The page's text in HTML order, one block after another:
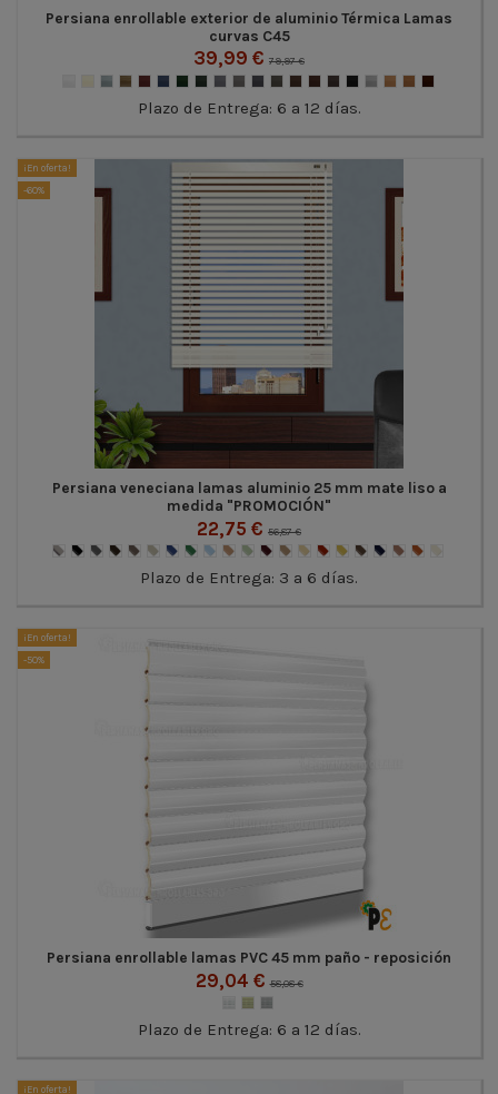
Persiana enrollable exterior de aluminio Térmica Lamas
curvas C45
39,99 € 79,97 €
Plazo de Entrega: 6 a 12 días.
¡En oferta!
-60%
Persiana veneciana lamas aluminio 25 mm mate liso a
medida "PROMOCIÓN"
22,75 € 56,87 €
Plazo de Entrega: 3 a 6 días.
¡En oferta!
-50%
Persiana enrollable lamas PVC 45 mm paño - reposición
29,04 €58,08 €
Plazo de Entrega: 6 a 12 días.
¡En oferta!